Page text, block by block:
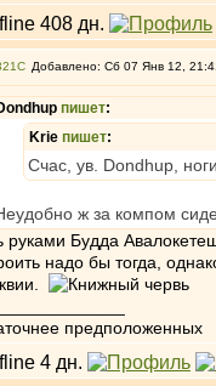
Добавлено: Сб 07 Янв 12,
пишет:
Krie пишет:
Счас, ув. Dondhup,
ж за компом
Будда
надо бы тогда,
предположенных